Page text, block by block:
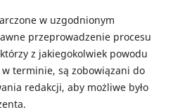
w uzgodnionym
przeprowadzenie procesu
z jakiegokolwiek powodu
terminie, są zobowiązani do
redakcji, aby możliwe było